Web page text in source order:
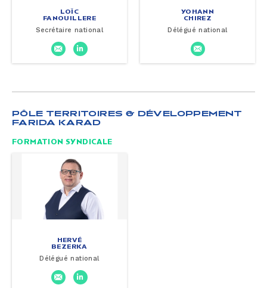
LOÏC
FANOUILLERE
Secrétaire national
YOHANN
CHIREZ
Délégué national
PÔLE TERRITOIRES & DÉVELOPPEMENT
FARIDA KARAD
FORMATION SYNDICALE
HERVÉ
BEZERKA
Délégué national